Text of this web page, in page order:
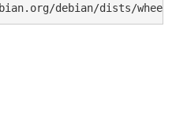
debian/dists/wheezy/